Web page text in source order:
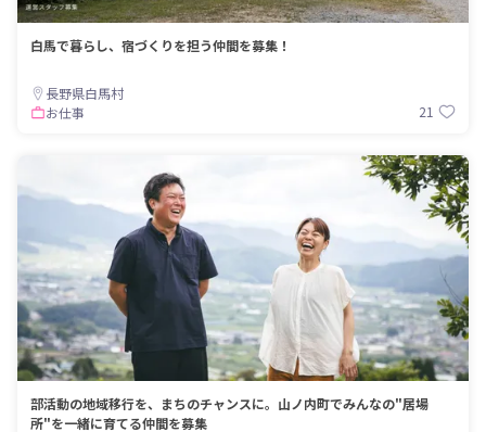
白馬で暮らし、宿づくりを担う仲間を募集！
長野県白馬村
お仕事
21
部活動の地域移行を、まちのチャンスに。山ノ内町でみんなの"居場
所"を一緒に育てる仲間を募集